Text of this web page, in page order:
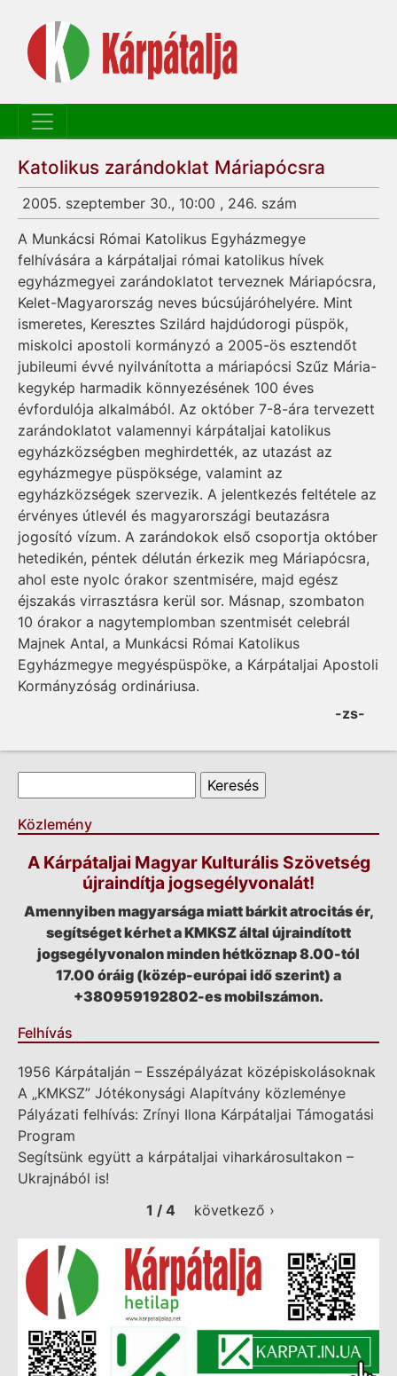
Katolikus zarándoklat Máriapócsra
2005. szeptember 30., 10:00 , 246. szám
A Munkácsi Római Katolikus Egyházmegye
felhívására a kárpátaljai római katolikus hívek
egyházmegyei zarándoklatot terveznek Máriapócsra,
Kelet-Magyarország neves búcsújáróhelyére. Mint
ismeretes, Keresztes Szilárd hajdúdorogi püspök,
miskolci apostoli kormányzó a 2005-ös esztendőt
jubileumi évvé nyilvánította a máriapócsi Szűz Mária-
kegykép harmadik könnyezésének 100 éves
évfordulója alkalmából. Az október 7-8-ára tervezett
zarándoklatot valamennyi kárpátaljai katolikus
egyházközségben meghirdették, az utazást az
egyházmegye püspöksége, valamint az
egyházközségek szervezik. A jelentkezés feltétele az
érvényes útlevél és magyarországi beutazásra
jogosító vízum. A zarándokok első csoportja október
hetedikén, péntek délután érkezik meg Máriapócsra,
ahol este nyolc órakor szentmisére, majd egész
éjszakás virrasztásra kerül sor. Másnap, szombaton
10 órakor a nagytemplomban szentmisét celebrál
Majnek Antal, a Munkácsi Római Katolikus
Egyházmegye megyéspüspöke, a Kárpátaljai Apostoli
Kormányzóság ordináriusa.
-zs-
Keresés űrlap
Közlemény
A Kárpátaljai Magyar Kulturális Szövetség
újraindítja jogsegélyvonalát!
Amennyiben magyarsága miatt bárkit atrocitás ér,
segítséget kérhet a KMKSZ által újraindított
jogsegélyvonalon minden hétköznap 8.00-tól
17.00 óráig (közép-európai idő szerint) a
+380959192802-es mobilszámon.
Felhívás
1956 Kárpátalján – Esszépályázat középiskolásoknak
A „KMKSZ” Jótékonysági Alapítvány közleménye
Pályázati felhívás: Zrínyi Ilona Kárpátaljai Támogatási
Program
Segítsünk együtt a kárpátaljai viharkárosultakon –
Ukrajnából is!
1 / 4
következő ›